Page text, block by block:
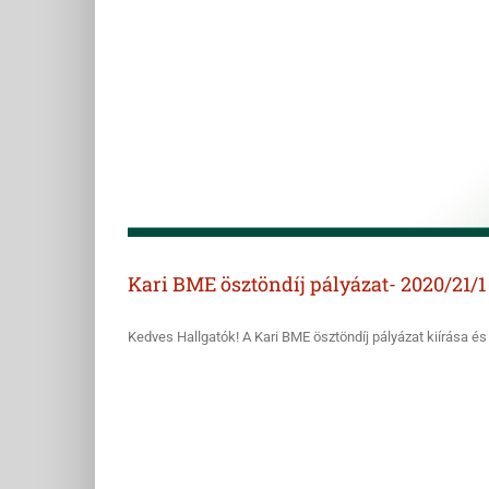
Kari BME ösztöndíj pályázat- 2020/21/1
Kedves Hallgatók! A Kari BME ösztöndíj pályázat kiírása és